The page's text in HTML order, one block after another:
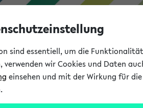
sind essentiell, um die
wir Cookies und Daten
einsehen und mit der Wirkung für